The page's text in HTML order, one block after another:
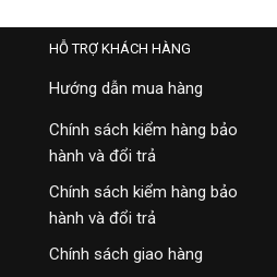
HỖ TRỢ KHÁCH HÀNG
Hướng dẫn mua hàng
Chính sách kiểm hàng bảo
hành và đổi trả
Chính sách kiểm hàng bảo
hành và đổi trả
Chính sách giao hàng